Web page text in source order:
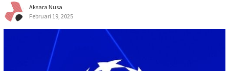
Aksara Nusa
Februari 19, 2025